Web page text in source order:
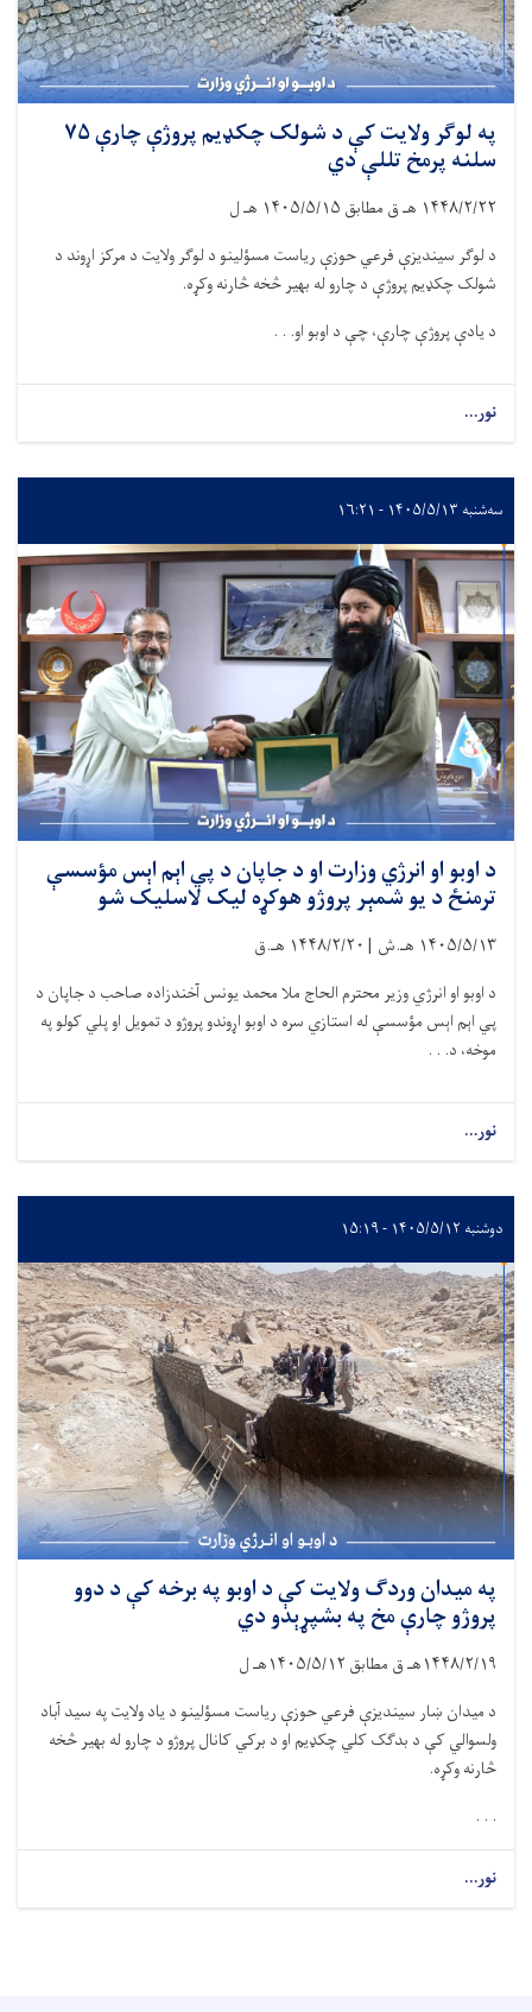
په لوګر ولایت کې د شولک چکډیم پروژې چارې ۷۵
سلنه پرمخ تللې دي
۱۴۴۸/۲/۲۲ هـ ق مطابق ۱۴۰۵/۵/۱۵ هـ ل
د لوګر سیندیزې فرعي حوزې ریاست مسؤلینو د لوګر ولایت د مرکز اړوند د
شولک چکډیم پروژې د چارو له بهیر څخه څارنه وکړه.
د یادې پروژې چارې، چې د اوبو او. . .
نور...
سه‌شنبه ۱۴۰۵/۵/۱۳ - ۱۶:۲۱
د اوبو او انرژي وزارت او د جاپان د پي اېم اېس مؤسسې
ترمنځ د یو شمېر پروژو هوکړه لیک لاسلیک شو
۱۴۰۵/۵/۱۳ هـ.ش | ۱۴۴۸/۲/۲۰ هـ.ق
د اوبو او انرژي وزیر محترم الحاج ملا محمد یونس آخندزاده صاحب د جاپان د
پي اېم اېس مؤسسې له استازي سره د اوبو اړوندو پروژو د تمویل او پلي کولو په
موخه، د. . .
نور...
دوشنبه ۱۴۰۵/۵/۱۲ - ۱۵:۱۹
په میدان وردګ ولایت کې د اوبو په برخه کې د دوو
پروژو چارې مخ په بشپړېدو دي
۱۴۴۸/۲/۱۹هـ ق مطابق ۱۴۰۵/۵/۱۲هـ ل
د میدان ښار سیندیزې فرعي حوزې ریاست مسؤلینو د یاد ولایت په سید آباد
ولسوالي کې د بدګک کلي چکډیم او د برکي کانال پروژو د چارو له بهیر څخه
څارنه وکړه.
. . .
نور...